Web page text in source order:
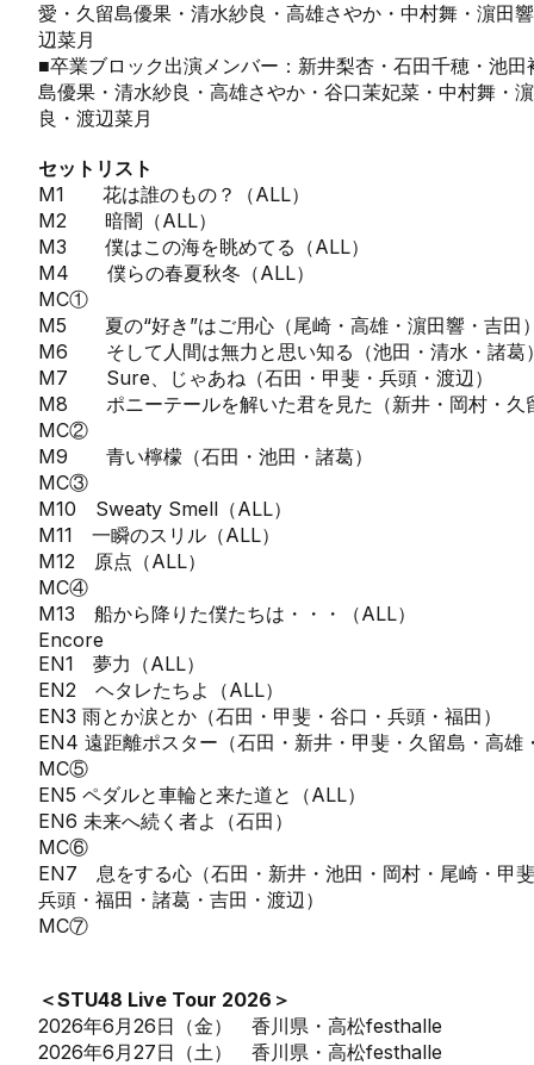
愛・久留島優果・清水紗良・高雄さやか・中村舞・濵田
辺菜月
■卒業ブロック出演メンバー：新井梨杏・石田千穂・池
島優果・清水紗良・高雄さやか・谷口茉妃菜・中村舞・
良・渡辺菜月
セットリスト
M1 花は誰のもの？（ALL）
M2 暗闇（ALL）
M3 僕はこの海を眺めてる（ALL）
M4 僕らの春夏秋冬（ALL）
MC①
M5 夏の“好き”はご用心（尾崎・高雄・濵田響・吉田
M6 そして人間は無力と思い知る（池田・清水・諸葛
M7 Sure、じゃあね（石田・甲斐・兵頭・渡辺）
M8 ポニーテールを解いた君を見た（新井・岡村・
MC②
M9 青い檸檬（石田・池田・諸葛）
MC③
M10 Sweaty Smell（ALL）
M11 一瞬のスリル（ALL）
M12 原点（ALL）
MC④
M13 船から降りた僕たちは・・・（ALL）
Encore
EN1 夢力（ALL）
EN2 ヘタレたちよ（ALL）
EN3 雨とか涙とか（石田・甲斐・谷口・兵頭・福田）
EN4 遠距離ポスター（石田・新井・甲斐・久留島・高雄
MC⑤
EN5 ペダルと車輪と来た道と（ALL）
EN6 未来へ続く者よ（石田）
MC⑥
EN7 息をする心（石田・新井・池田・岡村・尾崎・甲
兵頭・福田・諸葛・吉田・渡辺）
MC⑦
＜STU48 Live Tour 2026＞
2026年6月26日（金） 香川県・高松festhalle
2026年6月27日（土） 香川県・高松festhalle